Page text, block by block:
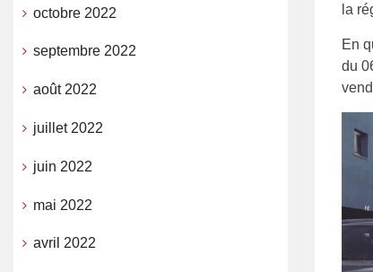
la
En
du
octobre 2022
septembre 2022
août 2022
juillet 2022
juin 2022
mai 2022
avril 2022